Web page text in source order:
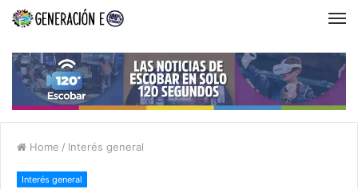
Home / Interés general
Interés general